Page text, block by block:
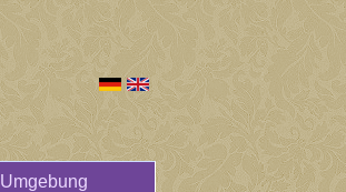
Umgebung